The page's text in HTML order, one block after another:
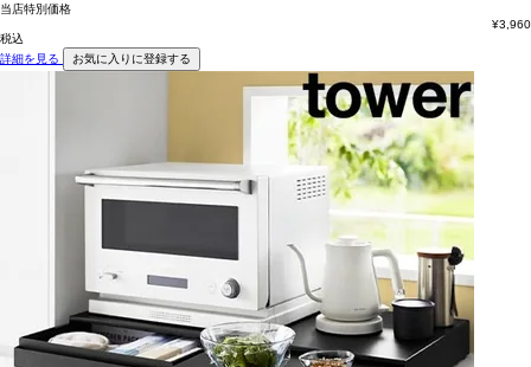
当店特別価格
¥3,960
税込
詳細を見る
お気に入りに登録する